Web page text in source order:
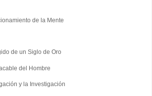
de la Mente
de un Siglo de Oro
del Hombre
y la Investigación